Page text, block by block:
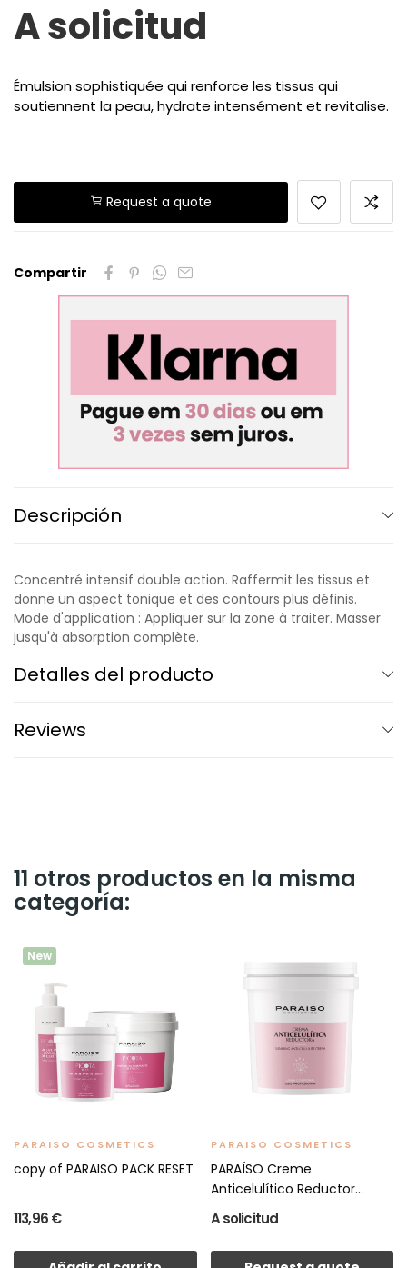
A solicitud
Émulsion sophistiquée qui renforce les tissus qui
soutiennent la peau, hydrate intensément et revitalise.
Request a quote
Compartir
Descripción
Concentré intensif double action. Raffermit les tissus et
donne un aspect tonique et des contours plus définis.
Mode d'application : Appliquer sur la zone à traiter. Masser
jusqu'à absorption complète.
Detalles del producto
Reviews
11 otros productos en la misma
categoría:
New
PARAISO COSMETICS
copy of PARAISO PACK RESET
113,96 €
PARAISO COSMETICS
PARAÍSO Creme
Anticelulítico Reductor
1000ml
A solicitud